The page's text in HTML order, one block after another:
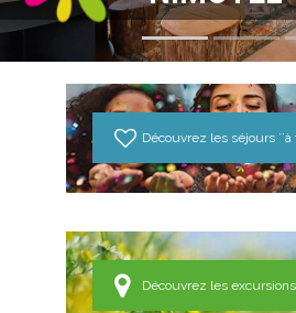
Découvrez les séjours ``à
Découvrez les excursions